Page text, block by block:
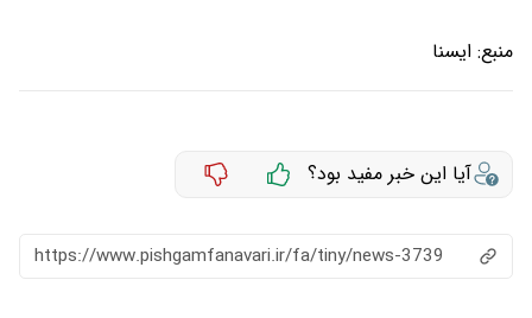
منبع: ايسنا
آیا این خبر مفید بود؟
https://www.pishgamfanavari.ir/fa/tiny/news-3739